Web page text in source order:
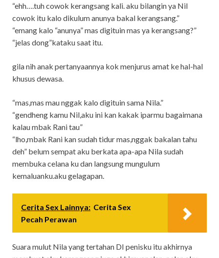
“ehh….tuh cowok kerangsang kali. aku bilangin ya Nil
cowok itu kalo dikulum anunya bakal kerangsang.”
“emang kalo “anunya” mas digituin mas ya kerangsang?”
“jelas dong”kataku saat itu.
gila nih anak pertanyaannya kok menjurus amat ke hal-hal
khusus dewasa.
“mas,mas mau nggak kalo digituin sama Nila.”
“gendheng kamu Nil,aku ini kan kakak iparmu bagaimana
kalau mbak Rani tau”
“lho,mbak Rani kan sudah tidur mas,nggak bakalan tahu
deh” belum sempat aku berkata apa-apa Nila sudah
membuka celana ku dan langsung mungulum
kemaluanku.aku gelagapan.
Cerita Sex Lainnya: Cerita Sex
Pecah Perawan
Suara mulut Nila yang tertahan DI penisku itu akhirnya